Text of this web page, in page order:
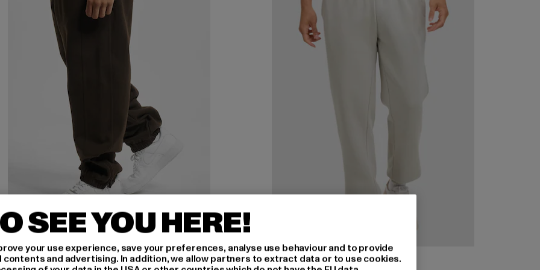
URBAN CLASSICS
Baggy
29,99 EUR
Derzeitiger Preis: 29,99 EUR
49,99 EURAktionspreis: 49,99 EUR URBAN CLASSICS
SEE YOU HERE!
your use experience, save your preferences, analyse use behaviour and to provide
and advertising. In addition, we allow partners to extract data or to use cookies.